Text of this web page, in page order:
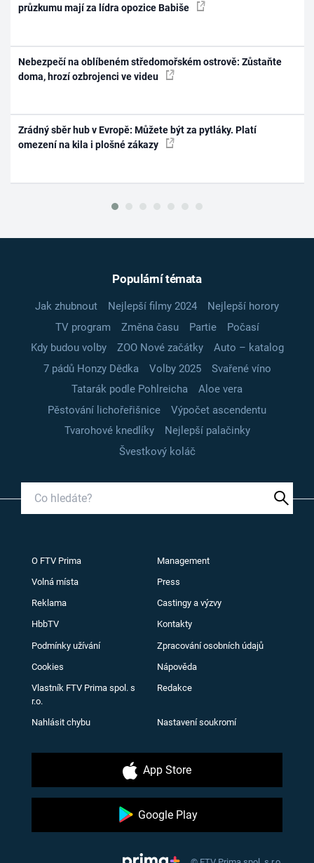
průzkumu mají za lídra opozice Babiše
Nebezpečí na oblíbeném středomořském ostrově: Zůstaňte
doma, hrozí ozbrojenci ve videu
Zrádný sběr hub v Evropě: Můžete být za pytláky. Platí
omezení na kila i plošné zákazy
Populární témata
Jak zhubnout Nejlepší filmy 2024
Nejlepší horory
TV program
Změna času Partie
Počasí
Kdy budou volby
ZOO Nové začátky
Auto – katalog
7 pádů Honzy Dědka
Volby 2025
Svařené víno
Tatarák podle Pohlreicha
Aloe vera
Pěstování lichořeřišnice
Výpočet ascendentu
Tvarohové knedlíky
Nejlepší palačinky
Švestkový koláč
O FTV Prima Management
Volná místa Press
Reklama Castingy a výzvy
HbbTV Kontakty
Podmínky užívání Zpracování osobních údajů
Cookies Nápověda
Vlastník FTV Prima spol. s
r.o.
Redakce
Nahlásit chybu Nastavení soukromí
App Store
Google Play